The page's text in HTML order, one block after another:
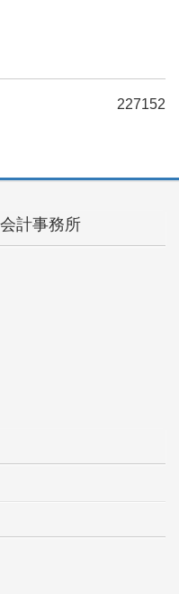
227152
計事務所